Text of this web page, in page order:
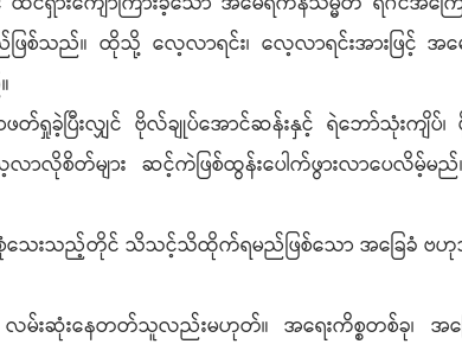
သည်။ ထိုသို့ လေ့လာရင်း၊ လေ့လာရင်းအားဖြင့် အ
ရှုခဲ့ပြီးလျှင် ဗိုလ်ချုပ်အောင်ဆန်းနှင့် ရဲဘော်သုံးကျိပ်၊
လာလိုစိတ်များ ဆင့်ကဲဖြစ်ထွန်းပေါက်ဖွားလာပေလိမ့်မ
စုံသေးသည့်တိုင် သိသင့်သိထိုက်ရမည်ဖြစ်သော အခြေခံ ဗဟု
းဆုံးနေတတ်သူလည်းမဟုတ်။ အရေးကိစ္စတစ်ခု၊ အကြ